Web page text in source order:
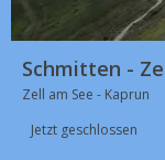
Schmitten -
Zell am See - Kaprun
Jetzt geschlossen